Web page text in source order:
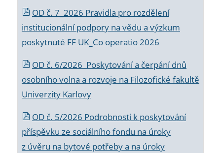
OD č. 7_2026 Pravidla pro rozdělení
institucionální podpory na vědu a výzkum
poskytnuté FF UK_Co operatio 2026
OD č. 6/2026 Poskytování a čerpání dnů
osobního volna a rozvoje na Filozofické fakultě
Univerzity Karlovy
OD č. 5/2026 Podrobnosti k poskytování
příspěvku ze sociálního fondu na úroky
z úvěru na bytové potřeby a na úroky